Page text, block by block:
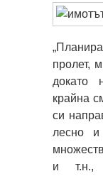
пролет,
докато
крайна
си
лесно
и т.н.,